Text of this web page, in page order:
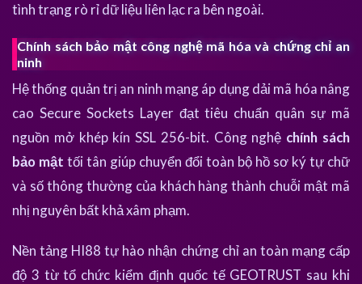
tình trạng rò rỉ dữ liệu liên lạc ra bên ngoài.
Chính sách bảo mật công nghệ mã hóa và chứng chỉ an
ninh
Hệ thống quản trị an ninh mạng áp dụng dải mã hóa nâng
cao Secure Sockets Layer đạt tiêu chuẩn quân sự mã
nguồn mở khép kín SSL 256-bit. Công nghệ chính sách
bảo mật tối tân giúp chuyển đổi toàn bộ hồ sơ ký tự chữ
và số thông thường của khách hàng thành chuỗi mật mã
nhị nguyên bất khả xâm phạm.
Nền tảng HI88 tự hào nhận chứng chỉ an toàn mạng cấp
độ 3 từ tổ chức kiểm định quốc tế GEOTRUST sau khi